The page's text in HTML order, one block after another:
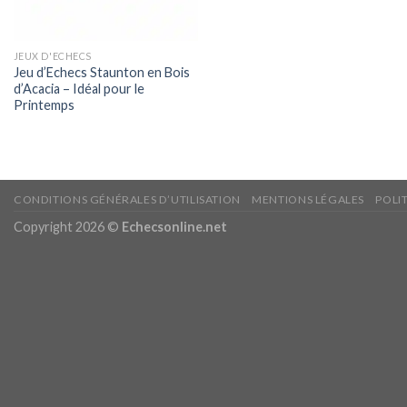
JEUX D'ECHECS
Jeu d’Echecs Staunton en Bois
d’Acacia – Idéal pour le
Printemps
CONDITIONS GÉNÉRALES D’UTILISATION MENTIONS LÉGALES
Copyright 2026 © Echecsonline.net